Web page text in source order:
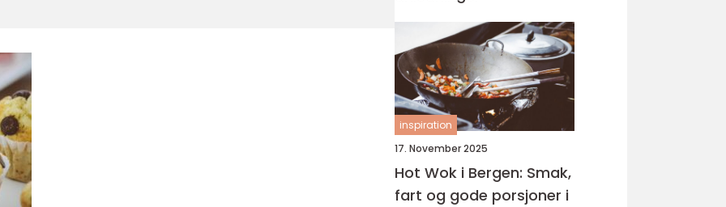
inspiration
17. November 2025
Hot Wok i Bergen: Smak,
fart og gode porsjoner i